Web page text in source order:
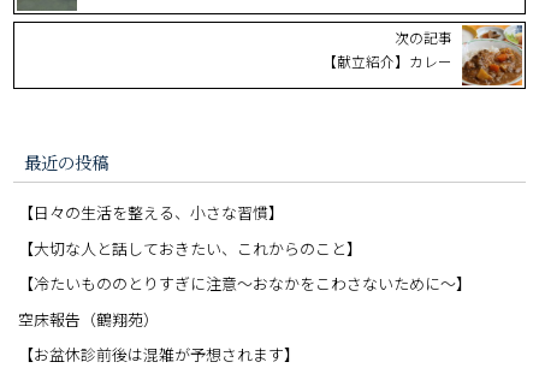
次の記事
【献立紹介】カレー
最近の投稿
【日々の生活を整える、小さな習慣】
【大切な人と話しておきたい、これからのこと】
【冷たいもののとりすぎに注意〜おなかをこわさないために〜】
空床報告（鶴翔苑）
【お盆休診前後は混雑が予想されます】